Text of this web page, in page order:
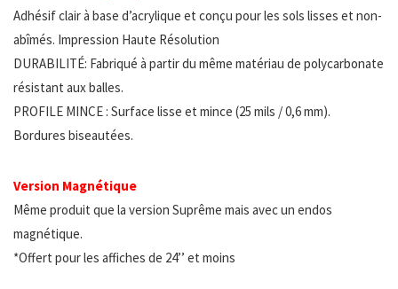
Adhésif clair à base d’acrylique et conçu pour les sols lisses et non-
abîmés. Impression Haute Résolution
DURABILITÉ: Fabriqué à partir du même matériau de polycarbonate
résistant aux balles.
PROFILE MINCE : Surface lisse et mince (25 mils / 0,6 mm).
Bordures biseautées.
Version Magnétique
Même produit que la version Suprême mais avec un endos
magnétique.
*Offert pour les affiches de 24’’ et moins